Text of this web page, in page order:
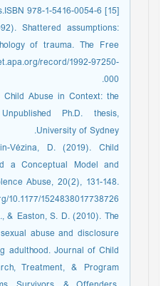
978-1-5416-0054-6 [15].
Shattered assumptions:
of trauma. The Free
record/1992-97250-
000.
Child Abuse in Context: the
Ph.D. thesis,
University of Sydney.
Vézina, D. (2019). Child
a Conceptual Model and
Abuse, 20(2), 131-148.
10.1177/1524838017738726.
& Easton, S. D. (2010). The
abuse and disclosure
adulthood. Journal of Child
Treatment, & Program